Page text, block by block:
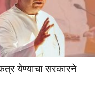
येण्याचा सरकारने